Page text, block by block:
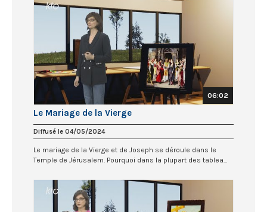
06:02
Le Mariage de la Vierge
Diffusé le 04/05/2024
Le mariage de la Vierge et de Joseph se déroule dans le
Temple de Jérusalem. Pourquoi dans la plupart des tablea...